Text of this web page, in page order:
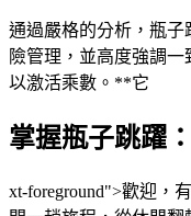
通過嚴格的分析，瓶
險管理，並高度強調一
以激活乘數。**它
掌握瓶子跳躍
xt-foreground">歡迎，